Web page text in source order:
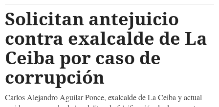
Solicitan antejuicio
contra exalcalde de La
Ceiba por caso de
corrupción
Carlos Alejandro Aguilar Ponce, exalcalde de La Ceiba y actual